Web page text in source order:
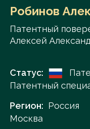
Робинов
Патентный
Алексей
Статус:
Патентный
Регион: Россия
Москва